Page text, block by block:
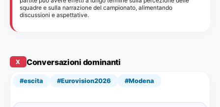
squadre e sulla narrazione del campionato, alimentando
discussioni e aspettative.
X Conversazioni dominanti
#escita #Eurovision2026 #Modena